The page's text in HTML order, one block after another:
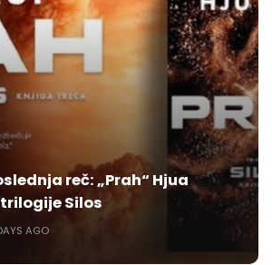
reč: „Prah“ Hjua
Silos
AGO